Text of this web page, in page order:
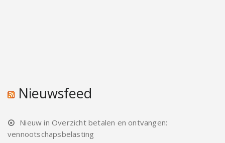
Nieuwsfeed
Nieuw in Overzicht betalen en ontvangen:
vennootschapsbelasting